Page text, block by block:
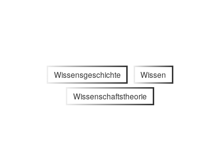
Wissensgeschichte Wissen
Wissenschaftstheorie